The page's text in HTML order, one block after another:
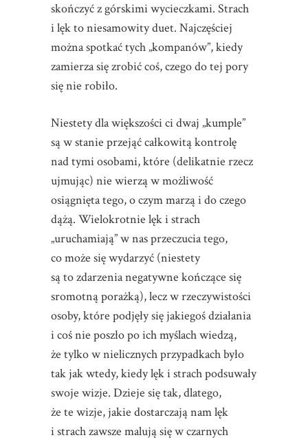
skończyć z górskimi wycieczkami. Strach
i lęk to niesamowity duet. Najczęściej
można spotkać tych „kompanów”, kiedy
zamierza się zrobić coś, czego do tej pory
się nie robiło.
Niestety dla większości ci dwaj „kumple”
są w stanie przejąć całkowitą kontrolę
nad tymi osobami, które (delikatnie rzecz
ujmując) nie wierzą w możliwość
osiągnięta tego, o czym marzą i do czego
dążą. Wielokrotnie lęk i strach
„uruchamiają” w nas przeczucia tego,
co może się wydarzyć (niestety
są to zdarzenia negatywne kończące się
sromotną porażką), lecz w rzeczywistości
osoby, które podjęły się jakiegoś działania
i coś nie poszło po ich myślach wiedzą,
że tylko w nielicznych przypadkach było
tak jak wtedy, kiedy lęk i strach podsuwały
swoje wizje. Dzieje się tak, dlatego,
że te wizje, jakie dostarczają nam lęk
i strach zawsze malują się w czarnych